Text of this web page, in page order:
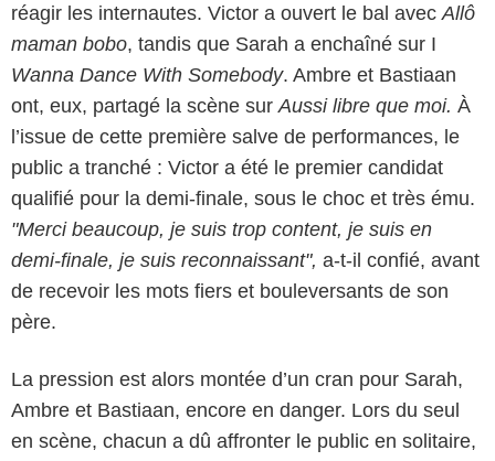
réagir les internautes. Victor a ouvert le bal avec Allô
maman bobo, tandis que Sarah a enchaîné sur I
Wanna Dance With Somebody. Ambre et Bastiaan
ont, eux, partagé la scène sur Aussi libre que moi. À
l’issue de cette première salve de performances, le
public a tranché : Victor a été le premier candidat
qualifié pour la demi-finale, sous le choc et très ému.
"Merci beaucoup, je suis trop content, je suis en
demi-finale, je suis reconnaissant", a-t-il confié, avant
de recevoir les mots fiers et bouleversants de son
père.
La pression est alors montée d’un cran pour Sarah,
Ambre et Bastiaan, encore en danger. Lors du seul
en scène, chacun a dû affronter le public en solitaire,